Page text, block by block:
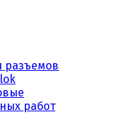
разъемов
работ